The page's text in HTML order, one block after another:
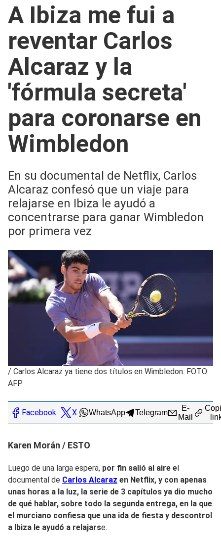
A Ibiza me fui a
reventar Carlos
Alcaraz y la
'fórmula secreta'
para coronarse en
Wimbledon
En su documental de Netflix, Carlos
Alcaraz confesó que un viaje para
relajarse en Ibiza le ayudó a
concentrarse para ganar Wimbledon
por primera vez
/ Carlos Alcaraz ya tiene dos títulos en Wimbledon. FOTO:
AFP
Facebook X WhatsApp Telegram
E-
Mail
Karen Morán / ESTO
Luego de una larga espera, por fin salió al aire el
documental de Carlos Alcaraz en Netflix, y con apenas
unas horas a la luz, la serie de 3 capítulos ya dio mucho
de qué hablar, sobre todo la segunda entrega, en la que
el murciano confiesa que una ida de fiesta y descontrol
a Ibiza le ayudó a relajarse.